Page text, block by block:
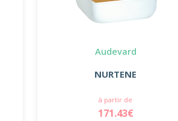
Audevard
NURTENE
à partir de
171.43€